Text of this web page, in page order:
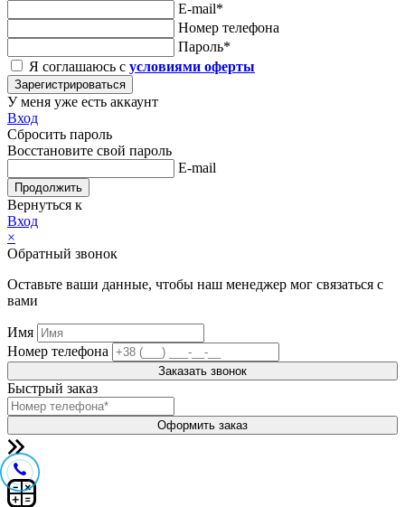
E-mail*
Номер телефона
Пароль*
Я соглашаюсь с условиями оферты
Зарегистрироваться
У меня уже есть аккаунт
Вход
Сбросить пароль
Восстановите свой пароль
E-mail
Продолжить
Вернуться к
Вход
×
Обратный звонок
Оставьте ваши данные, чтобы наш менеджер мог связаться с
вами
Имя
Номер телефона
Заказать звонок
Быстрый заказ
Оформить заказ